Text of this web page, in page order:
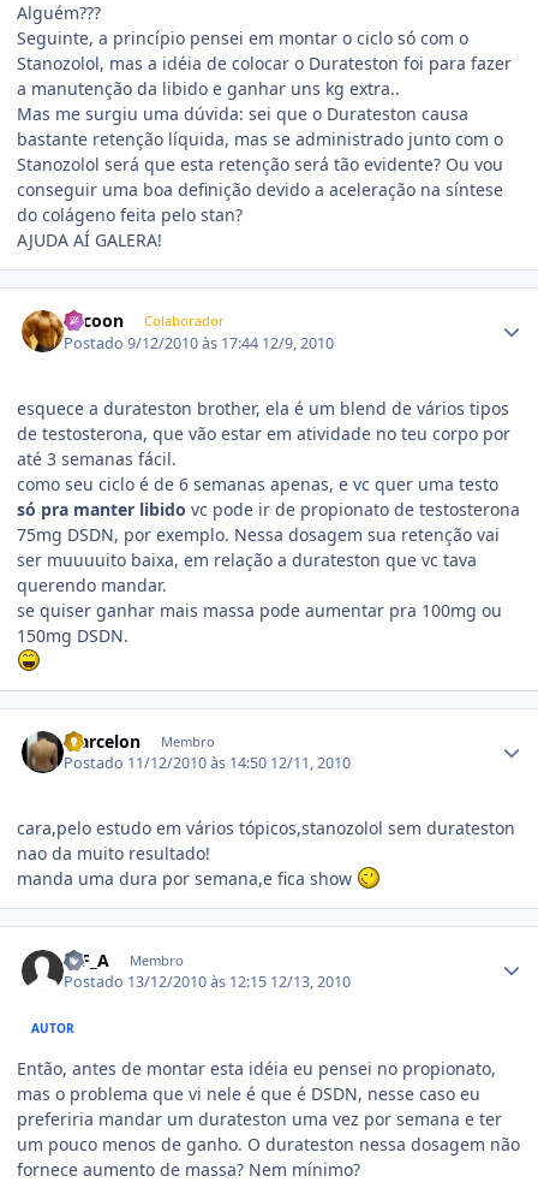
Alguém???
Seguinte, a princípio pensei em montar o ciclo só com o
Stanozolol, mas a idéia de colocar o Durateston foi para fazer
a manutenção da libido e ganhar uns kg extra..
Mas me surgiu uma dúvida: sei que o Durateston causa
bastante retenção líquida, mas se administrado junto com o
Stanozolol será que esta retenção será tão evidente? Ou vou
conseguir uma boa definição devido a aceleração na síntese
do colágeno feita pelo stan?
AJUDA AÍ GALERA!
Tycoon Colaborador
Postado9/12/2010 às 17:44 12/9, 2010
esquece a durateston brother, ela é um blend de vários tipos
de testosterona, que vão estar em atividade no teu corpo por
até 3 semanas fácil.
como seu ciclo é de 6 semanas apenas, e vc quer uma testo
só pra manter libido vc pode ir de propionato de testosterona
75mg DSDN, por exemplo. Nessa dosagem sua retenção vai
ser muuuuito baixa, em relação a durateston que vc tava
querendo mandar.
se quiser ganhar mais massa pode aumentar pra 100mg ou
150mg DSDN.
Marcelon Membro
Postado 11/12/2010 às 14:50 12/11, 2010
cara,pelo estudo em vários tópicos,stanozolol sem durateston
nao da muito resultado!
manda uma dura por semana,e fica show
T_F_A Membro
Postado 13/12/2010 às 12:15 12/13, 2010
AUTOR
Então, antes de montar esta idéia eu pensei no propionato,
mas o problema que vi nele é que é DSDN, nesse caso eu
preferiria mandar um durateston uma vez por semana e ter
um pouco menos de ganho. O durateston nessa dosagem não
fornece aumento de massa? Nem mínimo?